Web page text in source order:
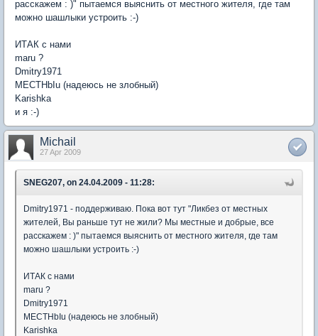
расскажем : )" пытаемся выяснить от местного жителя, где там
можно шашлыки устроить :-)
ИТАК с нами
maru ?
Dmitry1971
MECTHbIu (надеюсь не злобный)
Karishka
и я :-)
Michail
27 Apr 2009
SNEG207, on 24.04.2009 - 11:28:
Dmitry1971 - поддерживаю. Пока вот тут "Ликбез от местных
жителей, Вы раньше тут не жили? Мы местные и добрые, все
расскажем : )" пытаемся выяснить от местного жителя, где там
можно шашлыки устроить :-)
ИТАК с нами
maru ?
Dmitry1971
MECTHbIu (надеюсь не злобный)
Karishka